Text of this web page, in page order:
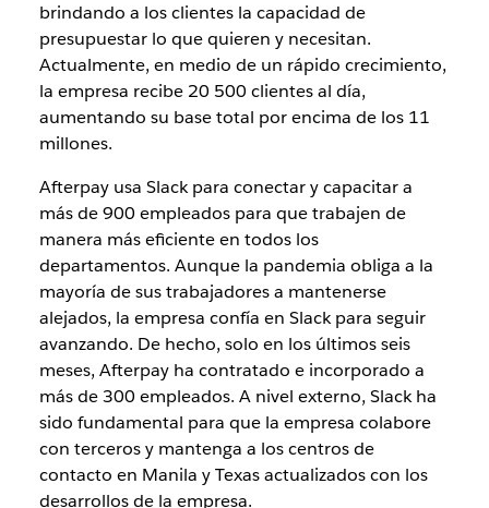
brindando a los clientes la capacidad de
presupuestar lo que quieren y necesitan.
Actualmente, en medio de un rápido crecimiento,
la empresa recibe 20 500 clientes al día,
aumentando su base total por encima de los 11
millones.
Afterpay usa Slack para conectar y capacitar a
más de 900 empleados para que trabajen de
manera más eficiente en todos los
departamentos. Aunque la pandemia obliga a la
mayoría de sus trabajadores a mantenerse
alejados, la empresa confía en Slack para seguir
avanzando. De hecho, solo en los últimos seis
meses, Afterpay ha contratado e incorporado a
más de 300 empleados. A nivel externo, Slack ha
sido fundamental para que la empresa colabore
con terceros y mantenga a los centros de
contacto en Manila y Texas actualizados con los
desarrollos de la empresa.